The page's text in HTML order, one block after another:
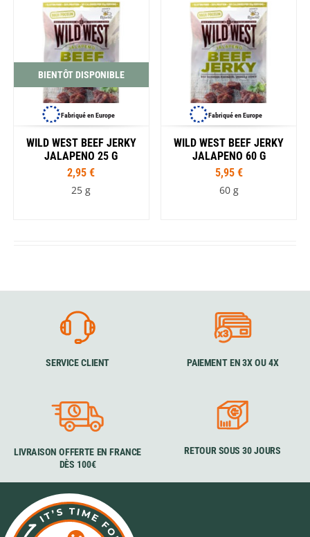
BIENTÔT DISPONIBLE
Fabriqué en Europe
WILD WEST BEEF JERKY
JALAPENO 25 G
2,95 €
25 g
Fabriqué en Europe
WILD WEST BEEF JERKY
JALAPENO 60 G
5,95 €
60 g
SERVICE CLIENT PAIEMENT EN 3X OU 4X
LIVRAISON OFFERTE EN FRANCE
DÈS 100€
RETOUR SOUS 30 JOURS